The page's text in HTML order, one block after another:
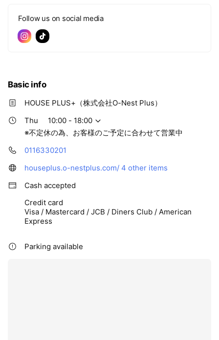
計算時にご契約（入居／鍵受領）開始のご希望日もお知らせ頂
・物件情報（物件名or掲載URL）
・保証人の有無
以上をお知らせ下さい。
お預かり後は、速やかに費用計算しお届け出来ますよう努めま
す。
お気軽に初期費用シュミレーションをご依頼下さい！！
Follow us on social media
Basic info
HOUSE PLUS+（株式会社O-Nest Plus）
Thu
10:00 - 18:00
※不定休の為、お客様のご予定に合わせて営業中
0116330201
houseplus.o-nestplus.com/ 4 other items
Cash accepted
Credit card
Visa / Mastercard / JCB / Diners Club / American
Express
Parking available